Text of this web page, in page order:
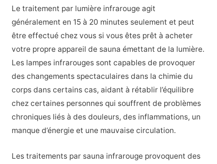
Le traitement par lumière infrarouge agit
généralement en 15 à 20 minutes seulement et peut
être effectué chez vous si vous êtes prêt à acheter
votre propre appareil de sauna émettant de la lumière.
Les lampes infrarouges sont capables de provoquer
des changements spectaculaires dans la chimie du
corps dans certains cas, aidant à rétablir l’équilibre
chez certaines personnes qui souffrent de problèmes
chroniques liés à des douleurs, des inflammations, un
manque d’énergie et une mauvaise circulation.
Les traitements par sauna infrarouge provoquent des